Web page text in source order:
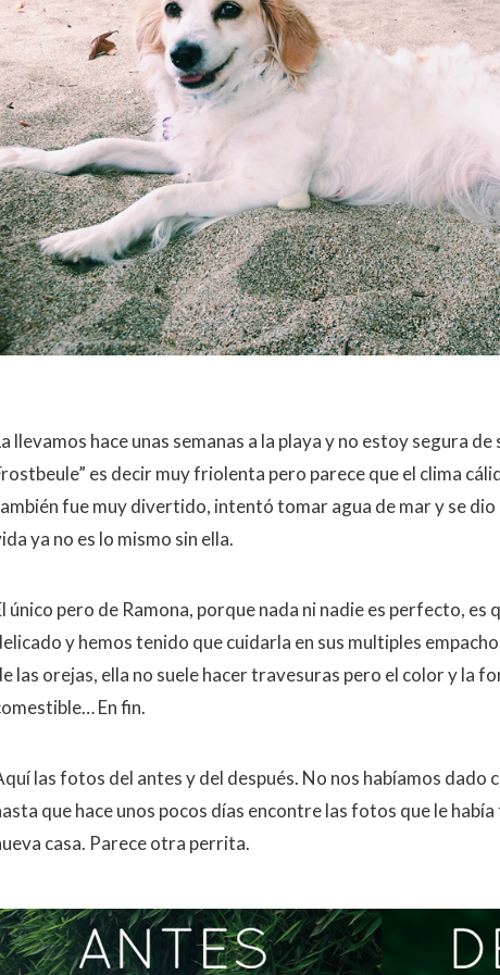
llevamos hace unas semanas a la playa y no estoy segura
es decir muy friolenta pero parece que el clima
fue muy divertido, intentó tomar agua de mar y se dio
ya no es lo mismo sin ella.
único pero de Ramona, porque nada ni nadie es perfecto,
y hemos tenido que cuidarla en sus multiples
las orejas, ella no suele hacer travesuras pero el color y la
En fin.
las fotos del antes y del después. No nos habíamos dado
que hace unos pocos días encontre las fotos que le
casa. Parece otra perrita.